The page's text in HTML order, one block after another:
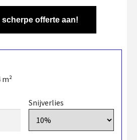
scherpe offerte aan!
m²
Snijverlies